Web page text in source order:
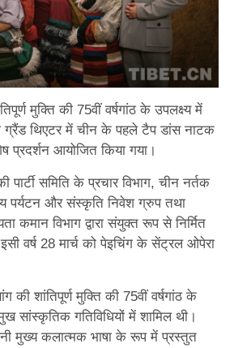
मुक्ति की 75वीं वर्षगांठ के उपलक्ष्य में
ग्रैंड थिएटर में चीन के पहले टैप डांस नाटक
प्रदर्शन आयोजित किया गया।
पार्टी समिति के प्रचार विभाग, चीन नर्तक
पर्यटन और संस्कृति निवेश ग्रुप तथा
कमान विभाग द्वारा संयुक्त रूप से निर्मित
वर्ष 28 मार्च को पेइचिंग के सेंट्रल ओपेरा
की शांतिपूर्ण मुक्ति की 75वीं वर्षगांठ के
सांस्कृतिक गतिविधियों में शामिल थी।
मुख्य कलात्मक भाषा के रूप में प्रस्तुत